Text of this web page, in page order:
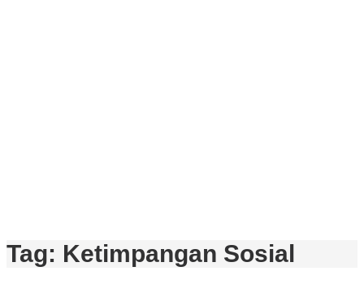
Tag: Ketimpangan Sosial